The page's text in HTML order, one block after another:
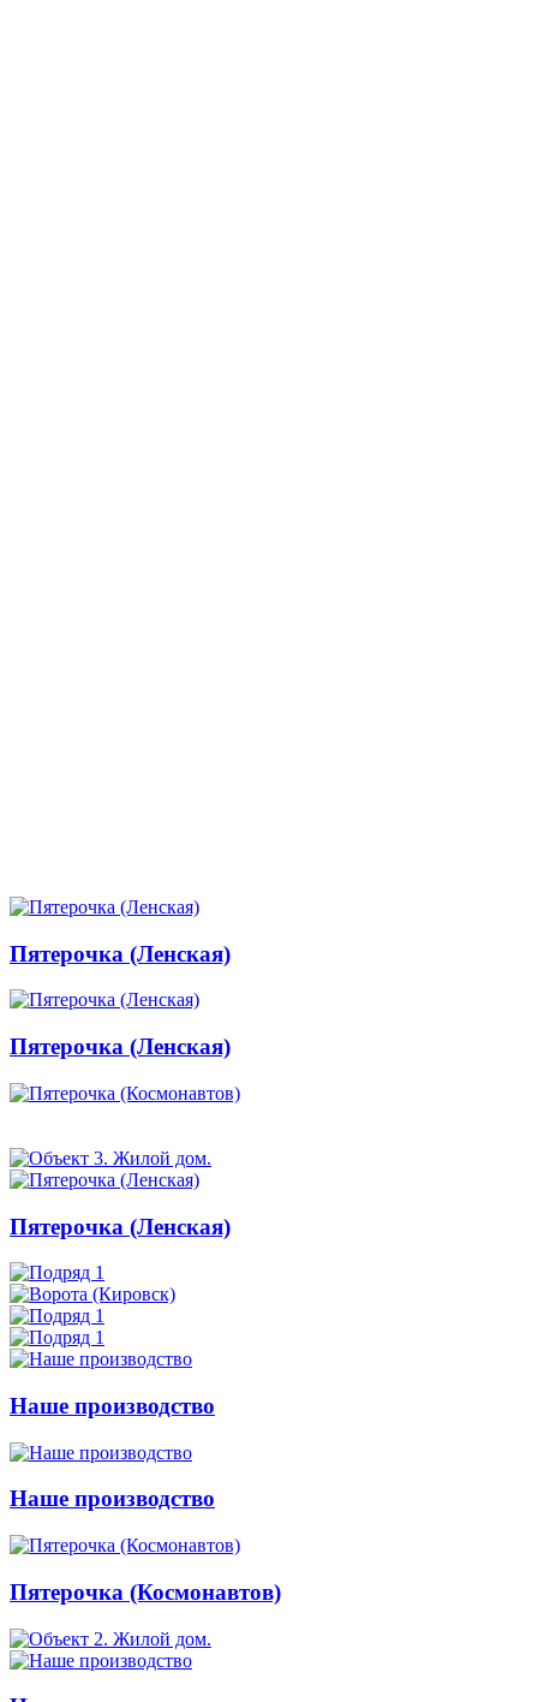
Пятерочка (Ленская)
Пятерочка (Ленская)
Пятерочка (Ленская)
Наше производство
Наше производство
Пятерочка (Космонавтов)